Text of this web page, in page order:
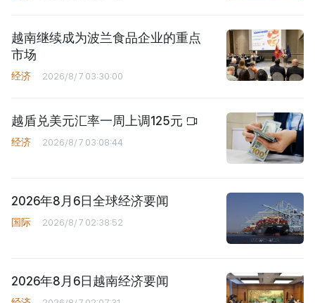
越南继续成为波兰食品企业的重点
市场
经济 2026/8/7 03:30:00
越盾兑美元汇率一周上调125元
经济 2026/8/7 03:08:44
2026年8月6日全球经济要闻
国际 2026/8/7 02:38:52
2026年8月6日越南经济要闻